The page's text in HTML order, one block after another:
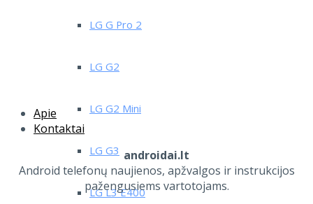
LG G Pro 2
LG G2
LG G2 Mini
LG G3
LG L3 E400
Apie
Kontaktai
androidai.lt
Android telefonų naujienos, apžvalgos ir instrukcijos
pažengusiems vartotojams.